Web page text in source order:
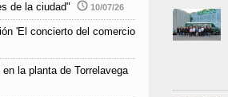
de la ciudad" 10/07/26
'El concierto del comercio
la planta de Torrelavega